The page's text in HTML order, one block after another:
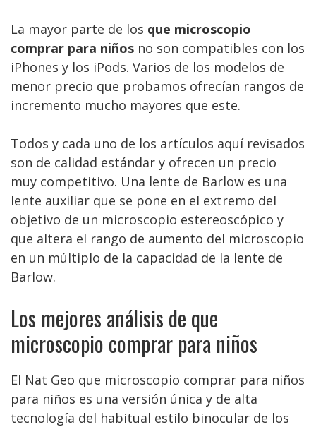
La mayor parte de los que microscopio
comprar para niños no son compatibles con los
iPhones y los iPods. Varios de los modelos de
menor precio que probamos ofrecían rangos de
incremento mucho mayores que este.
Todos y cada uno de los artículos aquí revisados
son de calidad estándar y ofrecen un precio
muy competitivo. Una lente de Barlow es una
lente auxiliar que se pone en el extremo del
objetivo de un microscopio estereoscópico y
que altera el rango de aumento del microscopio
en un múltiplo de la capacidad de la lente de
Barlow.
Los mejores análisis de que
microscopio comprar para niños
El Nat Geo que microscopio comprar para niños
para niños es una versión única y de alta
tecnología del habitual estilo binocular de los